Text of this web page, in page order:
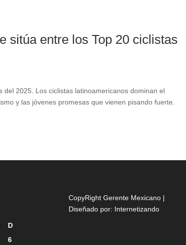
sitúa entre los Top 20 ciclistas
2025. Los ciclistas latinoamericanos dominan el
y las jóvenes promesas que vienen pisando fuerte.
D
6
CopyRight Gerente Mexicano |
Diseñado por: Internetizando